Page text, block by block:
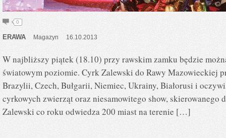
0
ERAWA Magazyn 16.10.2013
W najbliższy piątek (18.10) przy rawskim zamku będzie
światowym poziomie. Cyrk Zalewski do Rawy Mazowieckiej
Brazylii, Czech, Bułgarii, Niemiec, Ukrainy, Białorusi i
cyrkowych zwierząt oraz niesamowitego show,
Zalewski co roku odwiedza 200 miast na terenie […]